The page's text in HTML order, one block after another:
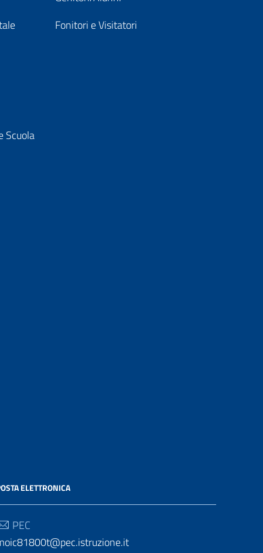
Scuola
Fonitori e Visitatori
ELETTRONICA
PEC